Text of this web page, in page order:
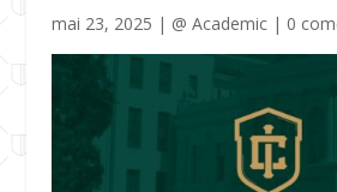
mai 23, 2025 | @ Academic| 0